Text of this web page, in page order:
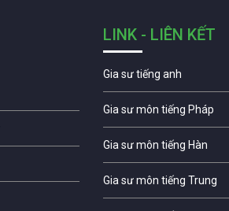
LINK - LIÊN KẾT
Gia sư tiếng anh
Gia sư môn tiếng Pháp
Gia sư môn tiếng Hàn
Gia sư môn tiếng Trung